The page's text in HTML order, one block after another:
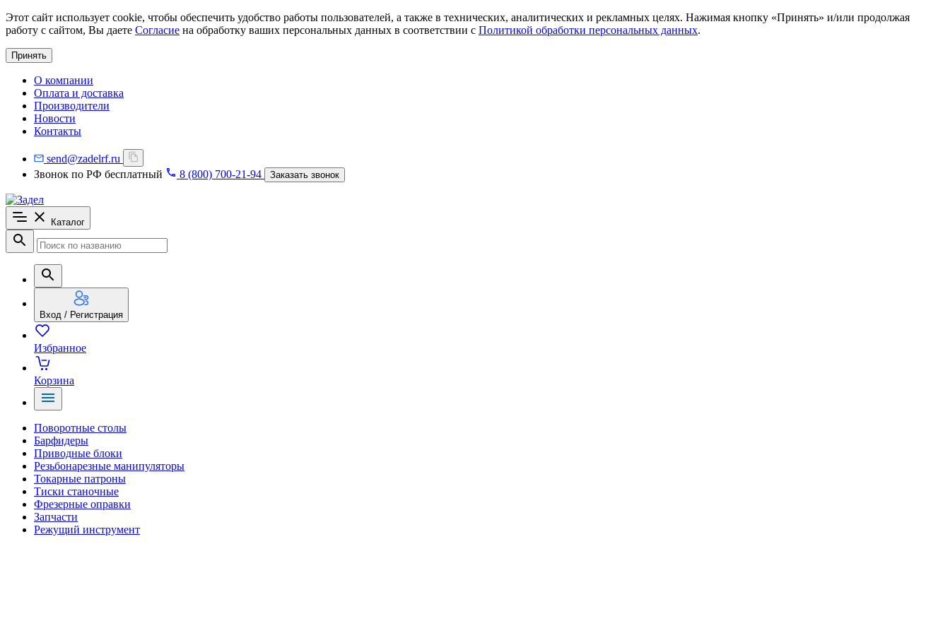
Этот сайт использует cookie, чтобы обеспечить удобство работы пользователей, а также в технических, аналитических и рекламных целях. Нажимая кнопку «Принять» и/или продолжая
работу с сайтом, Вы даете Согласие на обработку ваших персональных данных в соответствии с Политикой обработки персональных данных.
Принять
О компании
Оплата и доставка
Производители
Новости
Контакты
send@zadelrf.ru
Звонок по РФ бесплатный
8 (800) 700-21-94 Заказать звонок
Каталог
Вход / Регистрация
Избранное
Корзина
Поворотные столы
Барфидеры
Приводные блоки
Резьбонарезные манипуляторы
Токарные патроны
Тиски станочные
Фрезерные оправки
Запчасти
Режущий инструмент